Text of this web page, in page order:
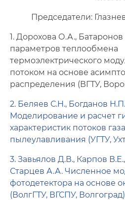
Председатели:
1. Дорохова О.А.,
параметров теплообмена
термоэлектрического
потоком на основе
распределения (ВГТУ,
2. Беляев С.Н., Богданов
Моделирование и расчет
характеристик потоков
пылеулавливания (УГТУ,
3. Завьялов Д.В., Карпов
Старцев А.А. Численное
фотодетектора на основе
(ВолгГТУ, ВГСПУ, Волгоград)